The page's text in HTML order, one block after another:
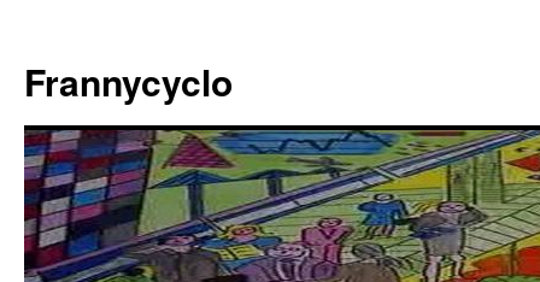
contenu
Frannycyclo